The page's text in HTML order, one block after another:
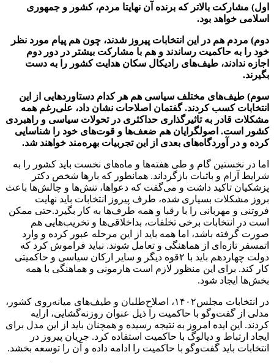
اول) مشارکت بالاتر که برنده آن نهایتا مردم، کشور و جمهوری
اسلامی خواهد بود.
دوم) مردم هم در این انتخابات پیروز شدند، چون هم پیام مورد نظر
خود را به حاکمیت رساندند و هم با مشارکت بیشتر در دور دوم
اجازه ندادند، طیف‌های رادیکال سکان هدایت کشور را به دست
بگیرند.
سوم) طیف‌های مختلف سیاسی هم هر کدام دستاوردهایی از این
انتخابات کسب کردند. گفتمان اصلاحات نشان داد، علی‌رغم همه
مشکلات قادر به تاثیرگذاری حداکثری در تحولات سیاسی و راهبردی
کشور است. اصولگرایان هم ضعف‌ها و قوت‌های خود را شناسایی
کرده و در آوردگاه‌های بعدی از این تجربیات بهره‌مند خواهند شد.
اما در نخستین گام و طی هفته‌ها و ماه‌های نخست باید کشور را به
شرایط آرام و باثبات بازگرداند. همانطور که بارها شخص دکتر
پزشکیان تاکید داشت و می‌گفت که دعواها، تنش‌ها و چالش‌ها باعث
بروز مشکلات بسیاری شده، طرف پیروز انتخابات باید نهایت
فروتنی و مهربانی را با رقبا و همه طرف‌ها به کار بگیرد.حتی ممکن
است در انتخابات برخی تخلفات، بداخلاقی‌ها و تخریب‌هایی هم
صورت گرفته باشد، اما همه باید از این مرحله عبور کرده و وارد
اتمسفر تازه‌ای از هماهنگی و تعامل شوند. نباید فراموش کرد که
دولت چهاردهم باید با ۲قوه دیگر و سایر ارکان سیاسی و حاکمیتی
کار کند. برای این منظور لازم است هارمونی و هماهنگی با همه
بخش‌ها ایجاد شود.
در انتخابات مجلس۱۴۰۲، اصلاح‌طلبان و طیف‌های میانه‌روی کشور،
مدلی از گفت‌وگو با حاکمیت را ذیل عنوان روزنه‌گشایی، ارایه
کردند. این ایده امروز به نتیجه رسیده و همچنان باید از این مدل برای
ایجاد ارتباط و دیالوگ با حاکمیت استفاده کرد. جریان پیروز در
انتخابات باید گفت‌وگو با حاکمیت را ادامه داده و آن را توسعه بخشد.